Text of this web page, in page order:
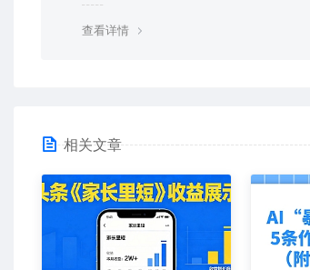
查看详情
相关文章